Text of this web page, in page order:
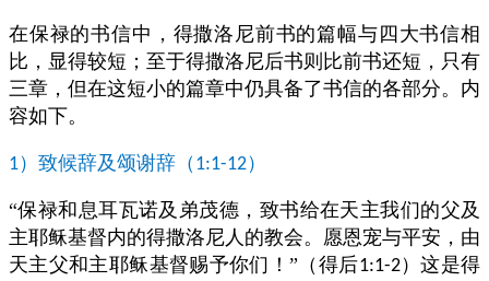
在保禄的书信中，得撒洛尼前书的篇幅与四大书信相
比，显得较短；至于得撒洛尼后书则比前书还短，只有
三章，但在这短小的篇章中仍具备了书信的各部分。内
容如下。
1）致候辞及颂谢辞（ 1:1-12）
“保禄和息耳瓦诺及弟茂德，致书给在天主我们的父及
主耶稣基督内的得撒洛尼人的教会。愿恩宠与平安，由
天主父和主耶稣基督赐予你们！”（得后1:1-2）这是得